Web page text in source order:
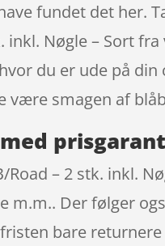
fundet det her.
Nøgle – Sort
du er ude på
være smagen af
– 2 stk. inkl.
m.m.. Der følger
bare